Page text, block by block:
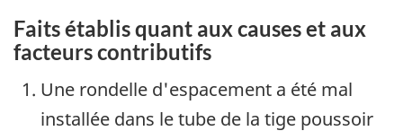
Faits établis quant aux causes et aux
facteurs contributifs
Une rondelle d'espacement a été mal
installée dans le tube de la tige poussoir